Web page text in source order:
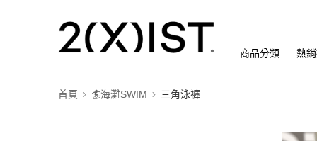
商品分類 熱
首頁 🏄海灘SWIM 三角泳褲